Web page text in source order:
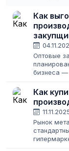
Как
Оптовые
бизнеса —
на кону
Как
Рынок